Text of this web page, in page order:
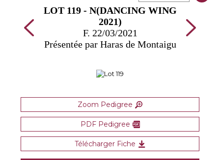
LOT 119 - N(DANCING WING
2021)
F. 22/03/2021
Présentée par Haras de Montaigu
Zoom Pedigree
PDF Pedigree
Télécharger Fiche